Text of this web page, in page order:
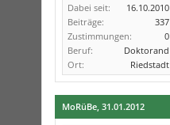
Dabei seit:
16.10.2010
Beiträge:
337
Zustimmungen:
0
Beruf:
Doktorand
Ort:
Riedstadt
MoRüBe, 31.01.2012